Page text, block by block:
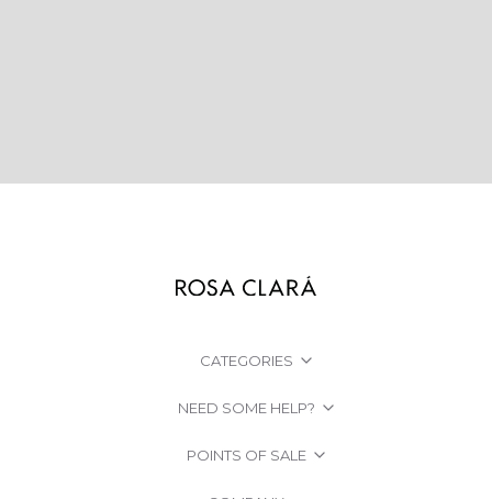
CATEGORIES
NEED SOME HELP?
POINTS OF SALE